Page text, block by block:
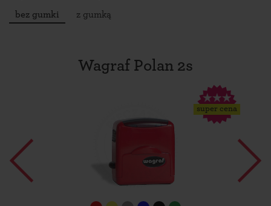
bez gumki z gumką
Wagraf Polan 2s
super cena